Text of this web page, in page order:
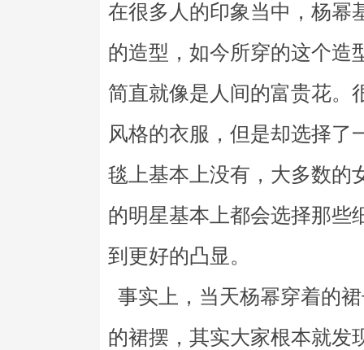
在很多人的印象当中，杨幂
的造型，如今所穿的这个造
简直就像是人间的富贵花。
风格的衣服，但是却选择了
毯上基本上没有，大多数的
的明星基本上都会选择那些
到更好的凸显。
事实上，当天杨幂穿着的
的裙摆，其实大家根本就发